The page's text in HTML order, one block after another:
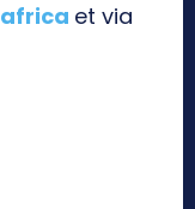
et via